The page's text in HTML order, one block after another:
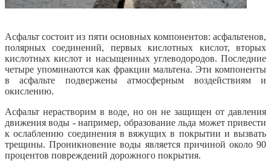
Асфальт состоит из пяти основных компонентов: асфальтенов,
полярных соединений, первых кислотных кислот, вторых
кислотных кислот и насыщенных углеводородов. Последние
четыре упоминаются как фракции мальтена. Эти компоненты
в асфальте подвержены атмосферным воздействиям и
окислению.
Асфальт нерастворим в воде, но он не защищен от давления
движения воды - например, образование льда может привести
к ослаблению соединения в вяжущих в покрытии и вызвать
трещины. Проникновение воды является причиной около 90
процентов повреждений дорожного покрытия.